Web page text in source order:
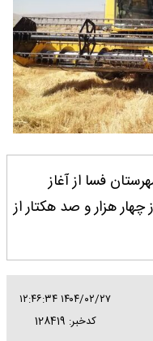
فسا از آغاز
هزار و صد هکتار از
۱۴۰۴/۰۲/۲۷ ۱۲:۴۶:۳۴
کدخبر: 128419